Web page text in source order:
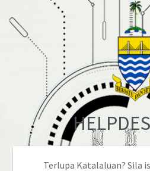
Terlupa Katalaluan? Sila